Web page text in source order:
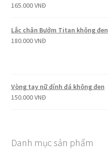
165.000VNĐ
Lắc chân Bướm Titan không đen
180.000VNĐ
Vòng tay nữ đính đá không đen
150.000VNĐ
Danh mục sản phẩm